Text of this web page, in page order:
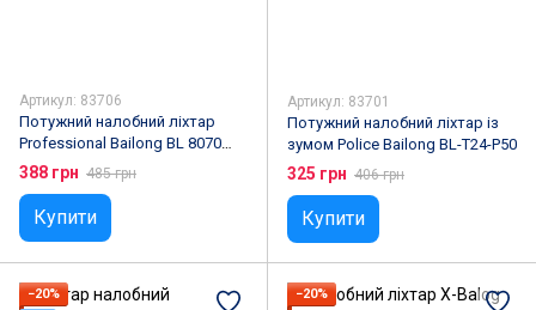
Артикул: 83706
Потужний налобний ліхтар
Professional Bailong BL 8070
P50
388 грн 485 грн
Купити
Артикул: 83701
Потужний налобний ліхтар із
зумом Police Bailong BL-T24-P50
325 грн 406 грн
Купити
−20%
−20%